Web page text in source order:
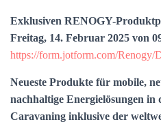
Exklusiven RENOGY-
Freitag, 14. Februar 2025 von
https://form.jotform.com/Renogy/
Neueste Produkte für mobile,
nachhaltige Energielösungen in
Caravaning inklusive der